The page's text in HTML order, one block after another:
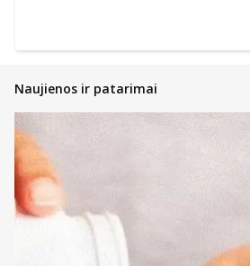
Naujienos ir patarimai